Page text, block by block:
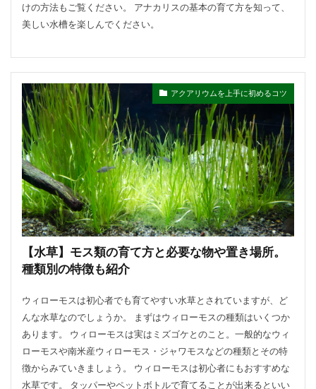
けの方法もご覧ください。 アナカリスの基本の育て方を知って、
美しい水槽を楽しんでください。
アクアリウムを上手に初めるコツ
【水草】モス類の育て方と必要な物や置き場所。
種類別の特徴も紹介
ウィローモスは初心者でも育てやすい水草とされていますが、ど
んな水草なのでしょうか。 まずはウィローモスの種類はいくつか
あります。 ウィローモスは実はミズゴケとのこと。一般的なウィ
ローモスや南米産ウィローモス・ジャワモスなどの種類とその特
徴からみていきましょう。 ウィローモスは初心者にもおすすめな
水草です。 タッパーやペットボトルで育てることが出来るといい
使い方
土 地植え 増やし方
変色
失敗しないコツ
便利 作り方
プミラ
メダカ
プランター
ブルースター
プレゼント
ベンジャミン
ポイント
ポトス
ポニーテール ポポラス
ホヤ
メリット
予防 モンステラ
やり方
ユーカリ
ユッカ リメイク
レイアウト
ロストラータ
一番花 不夜城
乾燥
黄色
検索